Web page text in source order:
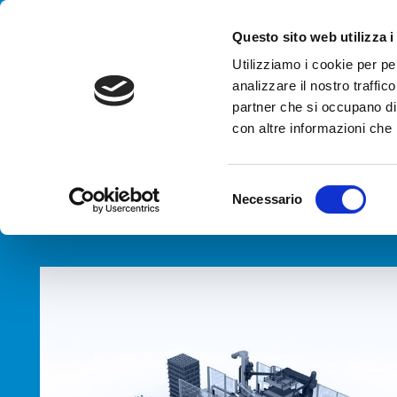
Questo sito web utilizza i
Utilizziamo i cookie per
analizzare il nostro
partner che si occupano
con altre informazioni
e
e
d
Necessario
AGENCJA